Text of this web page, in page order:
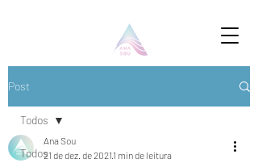
Post
Todos
Todos
Ana Sou
21 de dez. de 2021 1 min de leitura